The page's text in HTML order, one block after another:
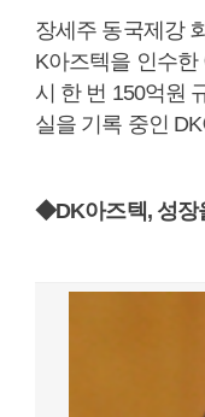
장세주 동국제강
K아즈텍을 인수
시 한 번 150억원
실을 기록 중인
◆DK아즈텍, 성장